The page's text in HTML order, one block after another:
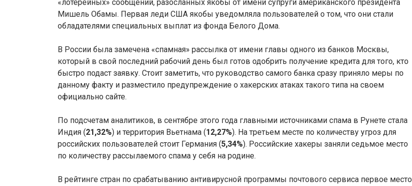
«лотерейных» сообщений, разосланных якобы от имени супруги американского президента
Мишель Обамы. Первая леди США якобы уведомляла пользователей о том, что они стали
обладателями специальных выплат из фонда Белого Дома.
В России была замечена «спамная» рассылка от имени главы одного из банков Москвы,
который в свой последний рабочий день был готов одобрить получение кредита для того, кто
быстро подаст заявку. Стоит заметить, что руководство самого банка сразу приняло меры по
данному факту и разместило предупреждение о хакерских атаках такого типа на своем
официально сайте.
По подсчетам аналитиков, в сентябре этого года главными источниками спама в Рунете стала
Индия (21,32%) и территория Вьетнама (12,27%). На третьем месте по количеству угроз для
российских пользователей стоит Германия (5,34%). Российские хакеры заняли седьмое место
по количеству рассылаемого спама у себя на родине.
В рейтинге стран по срабатыванию антивирусной программы почтового сервиса первое место